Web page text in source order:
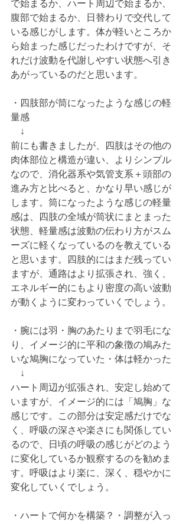
で始まるか、ハート周辺で始まるか、
腹部で始まるか、日替わりで交代して
いる感じがします。体が軽いところか
ら始まった感じだったわけですが、そ
れだけ波動を代謝しやすい状態へ引き
あがっているのだと思います。
・四肢部が筒になったような感じの軽
量感
↓
前にも書きましたが、四肢はその他の
肉体部位と構造が違い、よりシンプル
なので、消化器系や気管支系＋頭部の
進み方と比べると、かなり早い感じが
します。筒になったような感じの軽量
感は、四肢の全域が筒状にまとまった
状態、軽量感は波動の伝わり方がスム
ーズに軽くなっているのを教えている
と思います。四肢的にはまだ残ってい
ますが、通路はより拡張され、強く、
エネルギー的にもより密度の高い波動
が動くように変わっていくでしょう。
・腕には羽・胸のあたりまで羽毛にな
り、イメージ的に平和の象徴の鳩みた
いな鳩胸になっていた・体は軽かった
↓
ハート周辺が拡張され、安定し始めて
いますが、イメージ的には「鳩胸」な
感じです。この部分は安定感だけでな
く、呼吸の深さや楽さにも関係してい
るので、日頃の呼吸の感じがどのよう
に変化しているか観察するのを勧めま
す。呼吸はより楽に、深く、穏やかに
変化していくでしょう。
・ハートで何かを構築？・調整が入っ